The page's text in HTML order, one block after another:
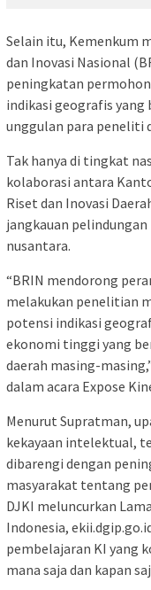
Selain itu, Kemenkum
dan Inovasi Nasional
peningkatan
indikasi geografis yang
unggulan para peneliti
Tak hanya di tingkat
kolaborasi antara
Riset dan Inovasi
jangkauan
nusantara.
“BRIN mendorong
melakukan penelitian
potensi indikasi
ekonomi tinggi yang
daerah masing-
dalam acara Expose
Menurut Supratman,
kekayaan intelektual,
dibarengi dengan
masyarakat tentang
DJKI meluncurkan
Indonesia,
pembelajaran KI yang
mana saja dan kapan